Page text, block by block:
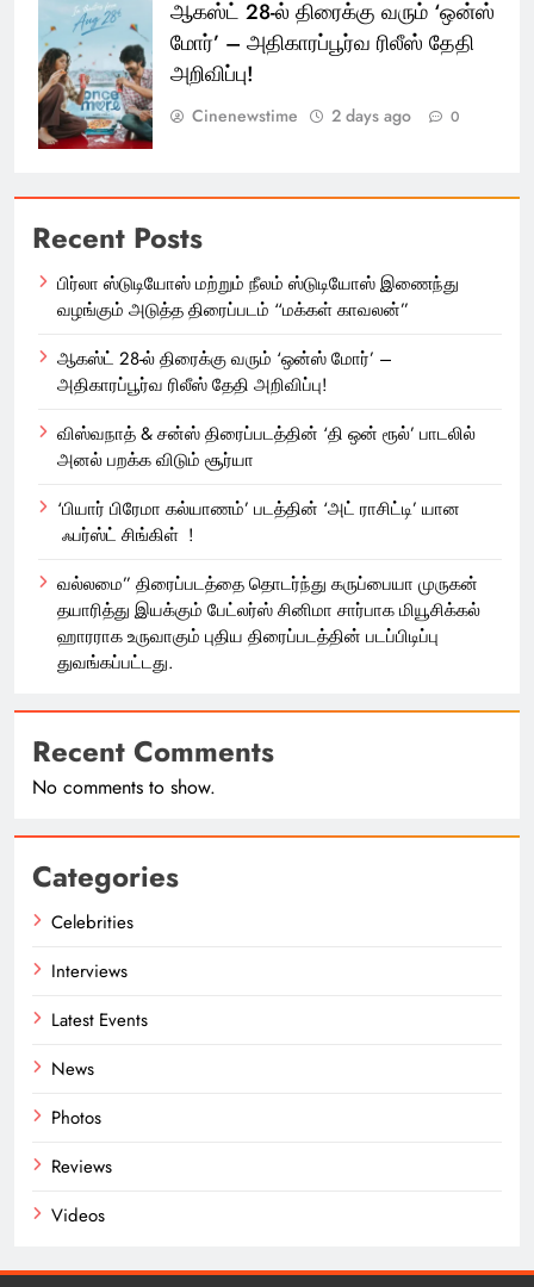
ஆகஸ்ட் 28-ல் திரைக்கு வரும் ‘ஒன்ஸ்
மோர்’ – அதிகாரப்பூர்வ ரிலீஸ் தேதி
அறிவிப்பு!
Cinenewstime 2 days ago 0
Recent Posts
பிர்லா ஸ்டுடியோஸ் மற்றும் நீலம் ஸ்டுடியோஸ் இணைந்து
வழங்கும் அடுத்த திரைப்படம் “மக்கள் காவலன்”
ஆகஸ்ட் 28-ல் திரைக்கு வரும் ‘ஒன்ஸ் மோர்’ –
அதிகாரப்பூர்வ ரிலீஸ் தேதி அறிவிப்பு!
விஸ்வநாத் & சன்ஸ் திரைப்படத்தின் ‘தி ஒன் ரூல்’ பாடலில்
அனல் பறக்க விடும் சூர்யா
‘பியார் பிரேமா கல்யாணம்’ படத்தின் ‘அட் ராசிட்டி’ யான
ஃபர்ஸ்ட் சிங்கிள் !
வல்லமை” திரைப்படத்தை தொடர்ந்து கருப்பையா முருகன்
தயாரித்து இயக்கும் பேட்லர்ஸ் சினிமா சார்பாக மியூசிக்கல்
ஹாரராக உருவாகும் புதிய திரைப்படத்தின் படப்பிடிப்பு
துவங்கப்பட்டது.
Recent Comments
No comments to show.
Categories
Celebrities
Interviews
Latest Events
News
Photos
Reviews
Videos